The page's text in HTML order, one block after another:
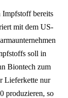
Impfstoff bereits
mit dem US-
soll in
Biontech zum
Lieferkette nur
produzieren, so